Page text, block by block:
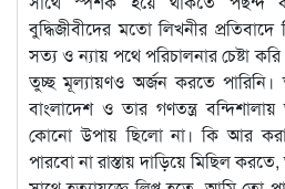
বুদ্ধিজীবীদের মতো লিখনীর প্রতিবাদে
সত্য ও ন্যায় পথে পরিচালনার চেষ্টা
তুচ্ছ মূল্যায়ণও অর্জন করতে
বাংলাদেশ ও তার গণতন্ত্র
কোনো উপায় ছিলো না। কি আর
পারবো না রাস্তায় দাড়িয়ে মিছিল